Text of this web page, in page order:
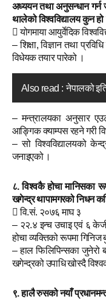
अध्ययन तथा अनुसन्धान गर्न
थालेको विश्वविद्यालय कुन
 योगमाया आयुर्वेदिक
– शिक्षा, विज्ञान तथा
विधेयक तयार पारेको ।
Also read : नेपालको
– मन्त्रालयका अनुसार
आङ्गिक क्याम्पस रहने गरी
– सो विश्वविद्यालयको
जनाइएको ।
८. विश्वकै होचा मानिसका
खगेन्द्र थापामगरको निधन
 वि.सं. २०७६ माघ ३
– २२.४ इन्च उचाइ एवं ६
होचा व्यक्तिको रूपमा
– हाल फिलिपिन्सका जुनेरो
खगेन्द्रको उपाधि खोस्दै
९. हालै रुसको नयाँ